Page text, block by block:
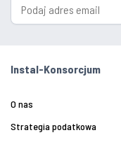
Instal-Konsorcjum
O nas
Strategia podatkowa